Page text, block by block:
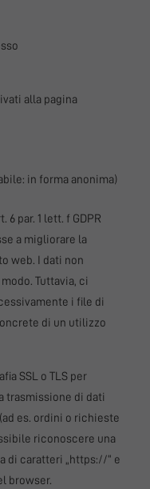
alla pagina
in forma anonima)
par. 1 lett. f GDPR
a migliorare la
web. I dati non
Tuttavia, ci
i file di
di un utilizzo
SSL o TLS per
trasmissione di dati
es. ordini o richieste
riconoscere una
di caratteri „https://“ e
browser.